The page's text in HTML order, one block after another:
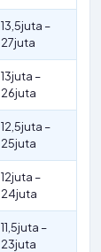
13,5juta –
27juta
13juta –
26juta
12,5juta –
25juta
12juta –
24juta
11,5juta –
23juta